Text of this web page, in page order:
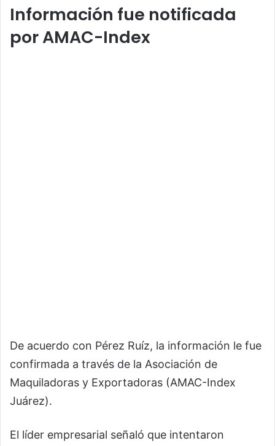
Información fue notificada
por AMAC-Index
De acuerdo con Pérez Ruíz, la información le fue
confirmada a través de la Asociación de
Maquiladoras y Exportadoras (AMAC-Index
Juárez).
El líder empresarial señaló que intentaron